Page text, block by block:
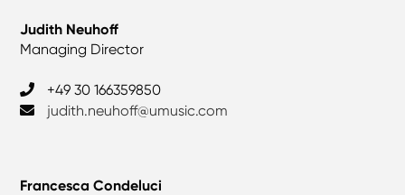
Judith Neuhoff
Managing Director
+49 30 166359850
judith.neuhoff@umusic.com
Francesca Condeluci